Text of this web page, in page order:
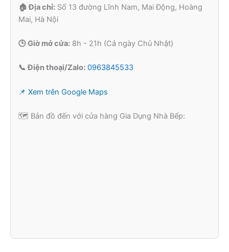
🏠 Địa chỉ: Số 13 đường Lĩnh Nam, Mai Động, Hoàng
Mai, Hà Nội
🕒 Giờ mở cửa: 8h - 21h (Cả ngày Chủ Nhật)
📞 Điện thoại/Zalo: 0963845533
📌 Xem trên Google Maps
🗺️ Bản đồ đến với cửa hàng Gia Dụng Nhà Bếp: